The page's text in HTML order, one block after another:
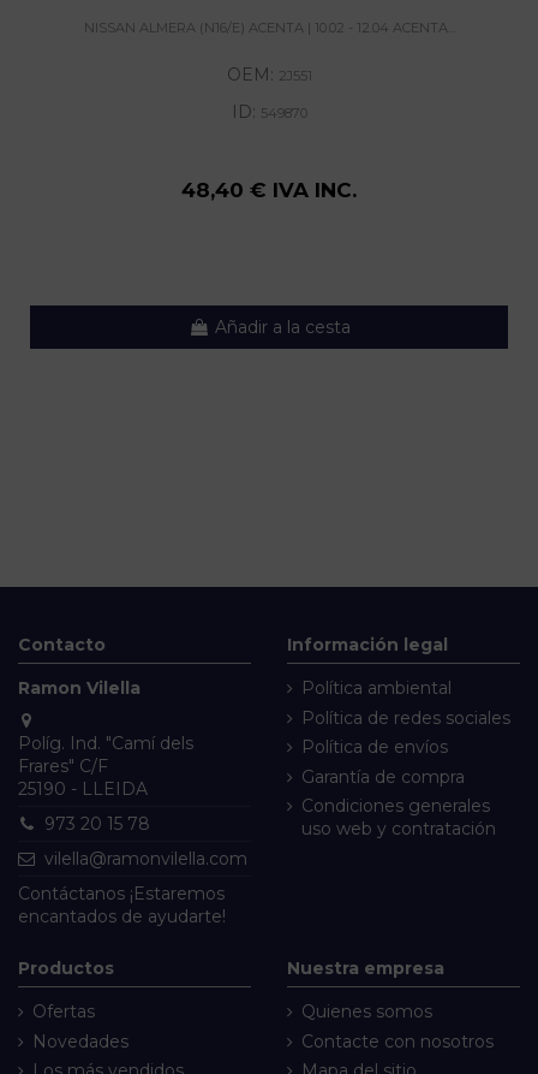
NISSAN ALMERA (N16/E) ACENTA | 10.02 - 12.04 ACENTA...
OEM: 2J551
ID: 549870
48,40 € IVA INC.
Añadir a la cesta
Contacto
Ramon Vilella
Políg. Ind. "Camí dels
Frares" C/F
25190 - LLEIDA
973 20 15 78
vilella@ramonvilella.com
Contáctanos ¡Estaremos
encantados de ayudarte!
Información legal
Política ambiental
Política de redes sociales
Política de envíos
Garantía de compra
Condiciones generales
uso web y contratación
Productos
Ofertas
Novedades
Nuestra empresa
Quienes somos
Contacte con nosotros